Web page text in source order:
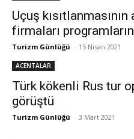
Uçuş
firmaları
Turizm Günlüğü - 15 Nisan 2021
ACENTALAR
Türk kökenli Rus tur
görüştü
Turizm Günlüğü - 3 Mart 2021